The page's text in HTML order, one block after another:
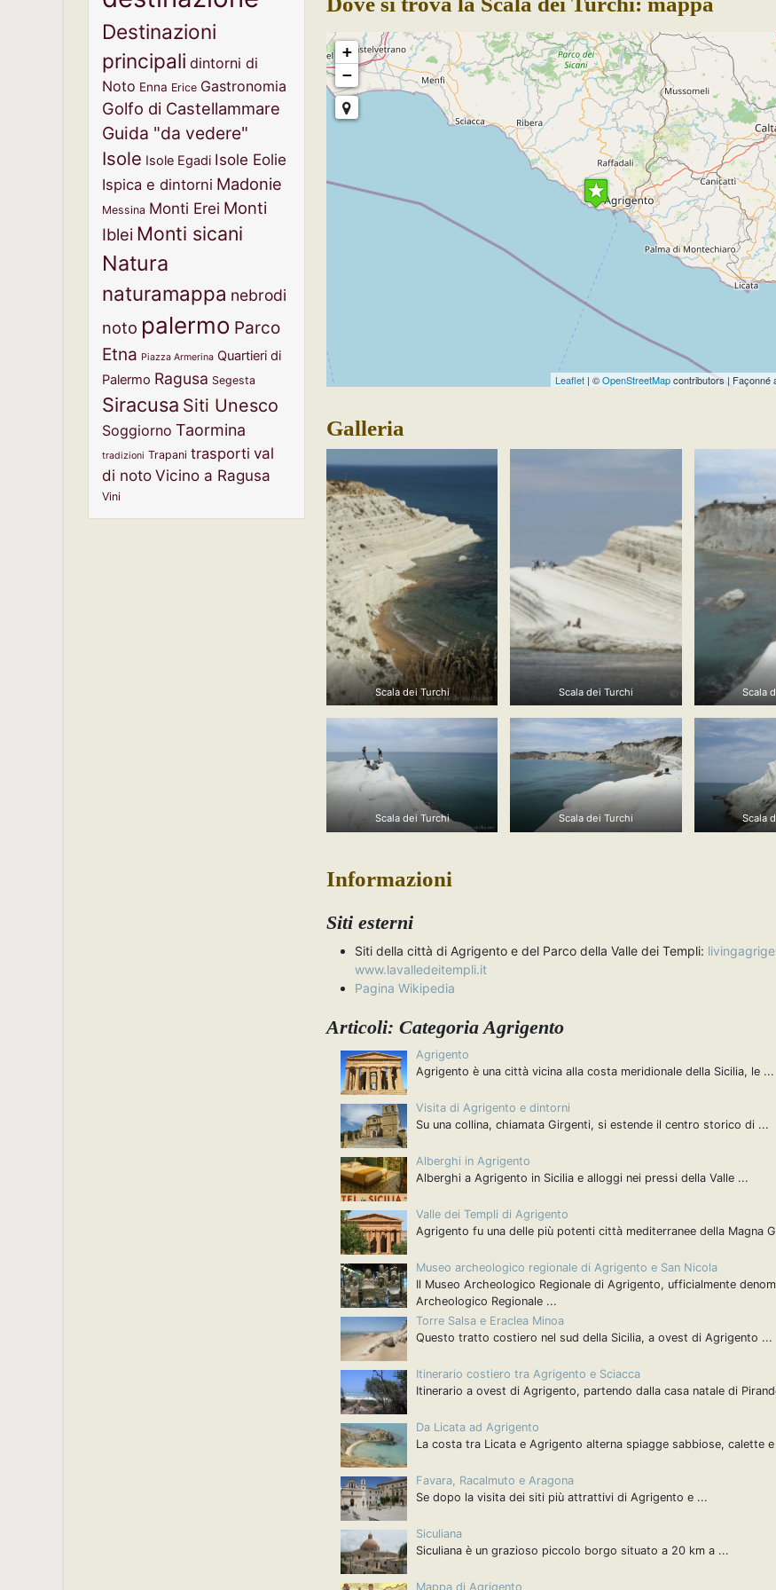
Travelers' Map is loading...
If you see this after your page is loaded completely,
leafletJS files are missing.
+
−
Leaflet| ©OpenStreetMapcontributors | Façonné
Galleria
Scala dei Turchi Scala dei Turchi Scala
Scala dei Turchi Scala dei Turchi Scala
Informazioni
Siti esterni
Siti della città di Agrigento e del Parco della Valle dei Templi:
www.lavalledeitempli.it
Pagina Wikipedia
Articoli: Categoria Agrigento
Agrigento
Agrigento è una città vicina alla costa meridionale della Sicilia, le ...
Visita di Agrigento e dintorni
Su una collina, chiamata Girgenti, si estende il centro storico di ...
Alberghi in Agrigento
Alberghi a Agrigento in Sicilia e alloggi nei pressi della Valle ...
Valle dei Templi di Agrigento
Agrigento fu una delle più potenti città mediterranee della Magna
Museo archeologico regionale di Agrigento e San Nicola
Il Museo Archeologico Regionale di Agrigento, ufficialmente
Archeologico Regionale ...
Torre Salsa e Eraclea Minoa
Questo tratto costiero nel sud della Sicilia, a ovest di Agrigento ...
Itinerario costiero tra Agrigento e Sciacca
Itinerario a ovest di Agrigento, partendo dalla casa natale di
Da Licata ad Agrigento
La costa tra Licata e Agrigento alterna spiagge sabbiose, calette
Favara, Racalmuto e Aragona
Se dopo la visita dei siti più attrattivi di Agrigento e ...
Siculiana
Siculiana è un grazioso piccolo borgo situato a 20 km a ...
Mappa di Agrigento
Destinazioni
principali dintorni di
Noto Enna Erice Gastronomia
Golfo di Castellammare
Guida "da vedere"
Isole Isole Egadi Isole Eolie
Ispica e dintorni Madonie
Messina Monti Erei Monti
Iblei Monti sicani
Natura
naturamappa nebrodi
noto palermo Parco
Etna Piazza Armerina Quartieri di
Palermo Ragusa Segesta
Siracusa Siti Unesco
Soggiorno Taormina
tradizioni Trapani trasporti val
di noto Vicino a Ragusa
Vini